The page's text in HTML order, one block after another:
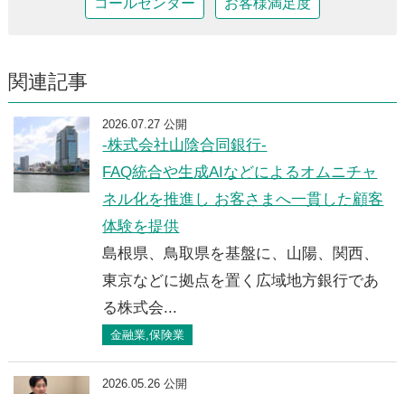
コールセンター お客様満足度
関連記事
2026.07.27 公開
-株式会社山陰合同銀行-
FAQ統合や生成AIなどによるオムニチャ
ネル化を推進し お客さまへ一貫した顧客
体験を提供
島根県、鳥取県を基盤に、山陽、関西、
東京などに拠点を置く広域地方銀行であ
る株式会...
金融業,保険業
2026.05.26 公開